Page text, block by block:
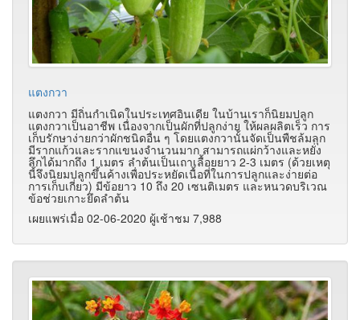
แตงกวา
แตงกวา มีถิ่นกำเนิดในประเทศอินเดีย ในบ้านเราก็นิยมปลูก
แตงกวาเป็นอาชีพ เนื่องจากเป็นผักที่ปลูกง่าย ให้ผลผลิตเร็ว การ
เก็บรักษาง่ายกว่าผักชนิดอื่น ๆ โดยแตงกวานั้นจัดเป็นพืชล้มลุก
มีรากแก้วและรากแขนงจำนวนมาก สามารถแผ่กว้างและหยั่ง
ลึกได้มากถึง 1 เมตร ลำต้นเป็นเถาเลื้อยยาว 2-3 เมตร (ด้วยเหตุ
นี้จึงนิยมปลูกขึ้นค้างเพื่อประหยัดเนื้อที่ในการปลูกและง่ายต่อ
การเก็บเกี่ยว) มีข้อยาว 10 ถึง 20 เซนติเมตร และหนวดบริเวณ
ข้อช่วยเกาะยึดลำต้น
เผยแพร่เมื่อ 02-06-2020 ผู้เช้าชม 7,988